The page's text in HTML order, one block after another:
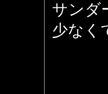
サンダ
少なく